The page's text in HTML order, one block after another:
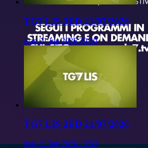
TG7 LIS 3ED 21/07/2026
mar, 21 lug 2026 20:50
TG7 LIS 2ED 21/07/2026
mar, 21 lug 2026 13:50